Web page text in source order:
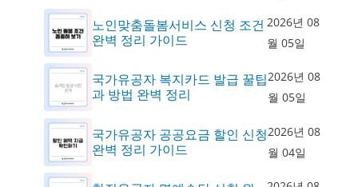
노인맞춤돌봄서비스 신청 조건
완벽 정리 가이드
2026년 08
월 05일
국가유공자 복지카드 발급 꿀팁
과 방법 완벽 정리
2026년 08
월 05일
국가유공자 공공요금 할인 신청
완벽 정리 가이드
2026년 08
월 04일